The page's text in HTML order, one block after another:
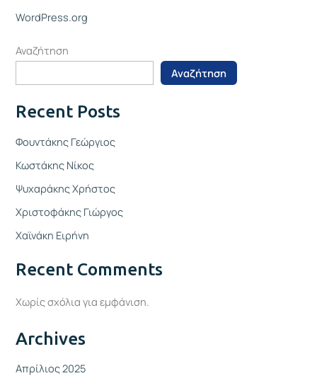
WordPress.org
Αναζήτηση
Αναζήτηση
Recent Posts
Φουντάκης Γεώργιος
Κωστάκης Νίκος
Ψυχαράκης Χρήστος
Χριστοφάκης Γιώργος
Χαϊνάκη Ειρήνη
Recent Comments
Χωρίς σχόλια για εμφάνιση.
Archives
Απρίλιος 2025